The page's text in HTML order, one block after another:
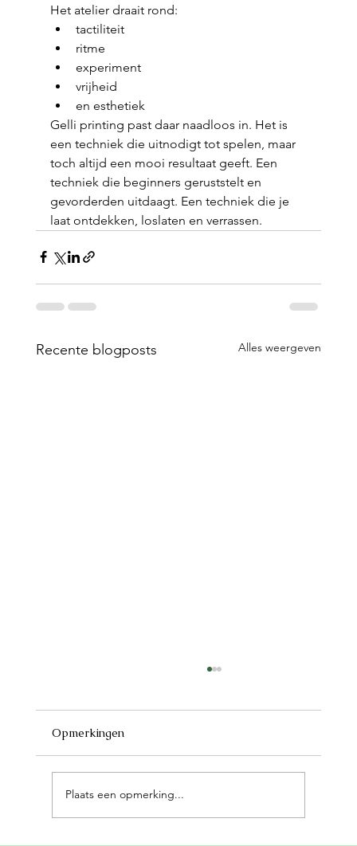
Het atelier draait rond:
tactiliteit
ritme
experiment
vrijheid
en esthetiek
Gelli printing past daar naadloos in. Het is
een techniek die uitnodigt tot spelen, maar
toch altijd een mooi resultaat geeft. Een
techniek die beginners geruststelt en
gevorderden uitdaagt. Een techniek die je
laat ontdekken, loslaten en verrassen.
Recente blogposts Alles weergeven
Opmerkingen
Plaats een opmerking...